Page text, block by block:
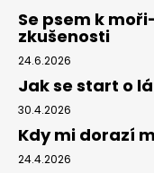
Se psem k
zkušenosti
24.6.2026
Jak se start o
30.4.2026
Kdy mi dorazí
24.4.2026